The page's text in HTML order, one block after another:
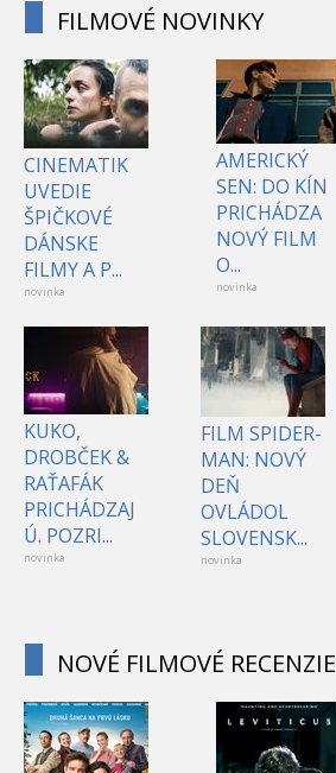
FILMOVÉ NOVINKY
CINEMATIK
UVEDIE
ŠPIČKOVÉ
DÁNSKE
FILMY A P...
novinka
AMERICKÝ
SEN: DO KÍN
PRICHÁDZA
NOVÝ FILM
O...
novinka
KUKO,
DROBČEK &
RAŤAFÁK
PRICHÁDZAJ
Ú. POZRI...
novinka
FILM SPIDER-
MAN: NOVÝ
DEŇ
OVLÁDOL
SLOVENSK...
novinka
NOVÉ FILMOVÉ RECENZIE